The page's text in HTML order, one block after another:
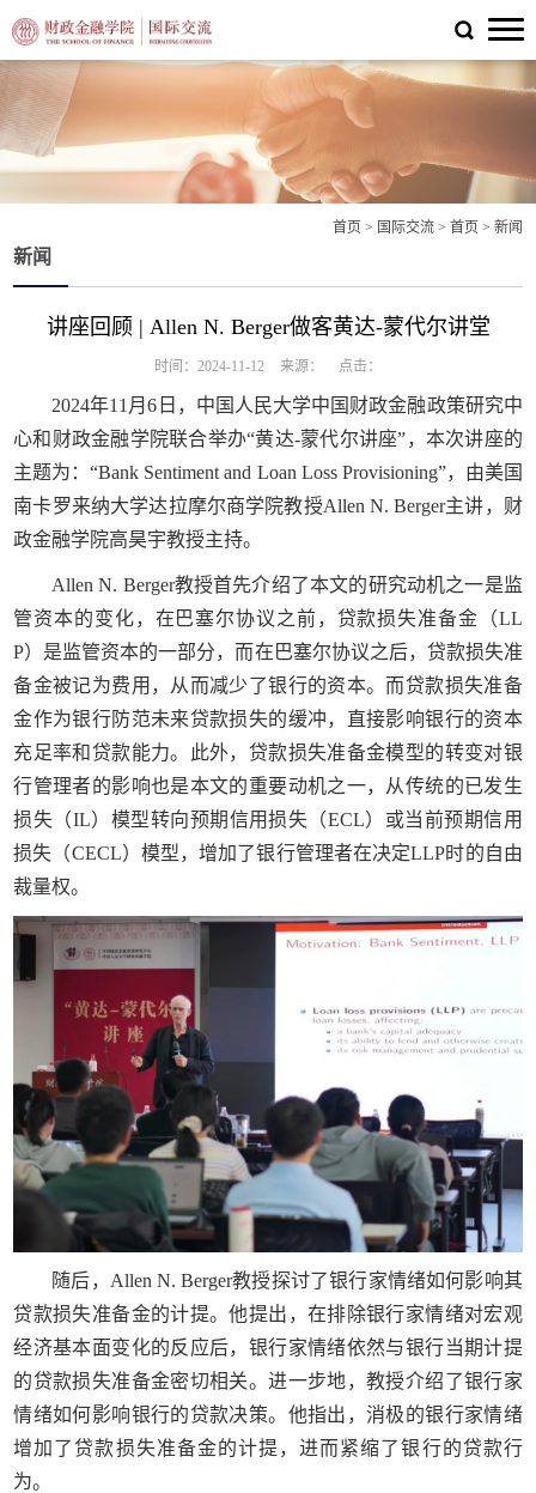
首页 > 国际交流> 首页 > 新闻
新闻
讲座回顾 | Allen N. Berger做客黄达-蒙代尔讲堂
时间：2024-11-12 来源： 点击：
2024年11月6日，中国人民大学中国财政金融政策研究中
心和财政金融学院联合举办“黄达-蒙代尔讲座”，本次讲座的
主题为：“Bank Sentiment and Loan Loss Provisioning”，由美国
南卡罗来纳大学达拉摩尔商学院教授Allen N. Berger主讲，财
政金融学院高昊宇教授主持。
Allen N. Berger教授首先介绍了本文的研究动机之一是监
管资本的变化，在巴塞尔协议之前，贷款损失准备金（LL
P）是监管资本的一部分，而在巴塞尔协议之后，贷款损失准
备金被记为费用，从而减少了银行的资本。而贷款损失准备
金作为银行防范未来贷款损失的缓冲，直接影响银行的资本
充足率和贷款能力。此外，贷款损失准备金模型的转变对银
行管理者的影响也是本文的重要动机之一，从传统的已发生
损失（IL）模型转向预期信用损失（ECL）或当前预期信用
损失（CECL）模型，增加了银行管理者在决定LLP时的自由
裁量权。
随后，Allen N. Berger教授探讨了银行家情绪如何影响其
贷款损失准备金的计提。他提出，在排除银行家情绪对宏观
经济基本面变化的反应后，银行家情绪依然与银行当期计提
的贷款损失准备金密切相关。进一步地，教授介绍了银行家
情绪如何影响银行的贷款决策。他指出，消极的银行家情绪
增加了贷款损失准备金的计提，进而紧缩了银行的贷款行
为。